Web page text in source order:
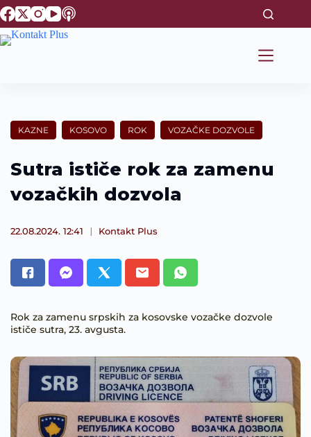
S
k
i
e
t
KAZNE KOSOVO ROK VOZAČKE DOZVOLE
Sutra ističe rok za zamenu
vozačkih dozvola
22.08.2024. 12:41 Kontakt Plus
Rok za zamenu srpskih za kosovske vozačke dozvole
ističe sutra, 23. avgusta.